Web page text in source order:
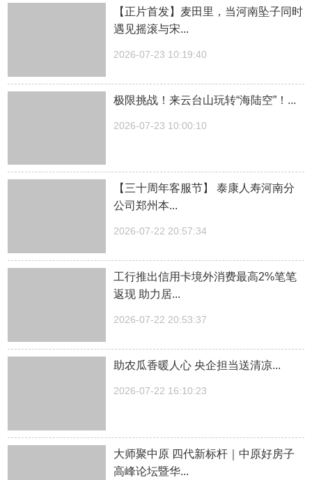
【正片首发】麦田里，当河南坠子同时
遇见摇滚与宋...
2026-07-23 10:19:40
极限挑战！来云台山玩转“海陆空”！...
2026-07-23 10:00:10
【三十周年客服节】 泰康人寿河南分
公司郑州本...
2026-07-22 20:57:34
工行推出信用卡境外消费最高2%笔笔
返现 助力居...
2026-07-22 20:53:37
助农瓜香暖人心 央企担当送清凉...
2026-07-22 16:10:23
大师聚中原 四代新标杆｜中原好房子
高峰论坛暨华...